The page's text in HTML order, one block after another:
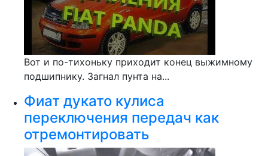
Вот и по-тихоньку приходит конец выжимному
подшипнику. Загнал пунта на...
Фиат дукато кулиса
переключения передач как
отремонтировать